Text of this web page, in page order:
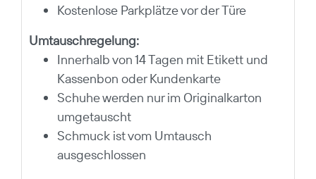
Kostenlose Parkplätze vor der Türe
Umtauschregelung:
Innerhalb von 14 Tagen mit Etikett und
Kassenbon oder Kundenkarte
Schuhe werden nur im Originalkarton
umgetauscht
Schmuck ist vom Umtausch
ausgeschlossen